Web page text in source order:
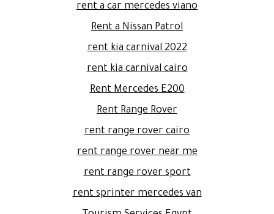
rent a car mercedes viano
Rent a Nissan Patrol
rent kia carnival 2022
rent kia carnival cairo
Rent Mercedes E200
Rent Range Rover
rent range rover cairo
rent range rover near me
rent range rover sport
rent sprinter mercedes van